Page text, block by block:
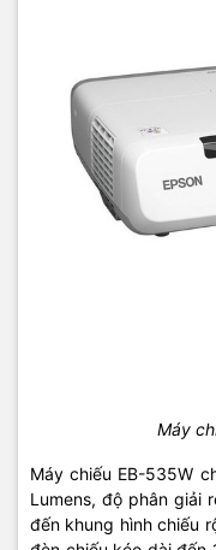
Máy
Máy chiếu EB-535W
Lumens, độ phân giải
đến khung hình chiếu